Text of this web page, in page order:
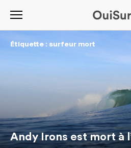
Étiquette : surfeur mort
Andy Irons est mort à